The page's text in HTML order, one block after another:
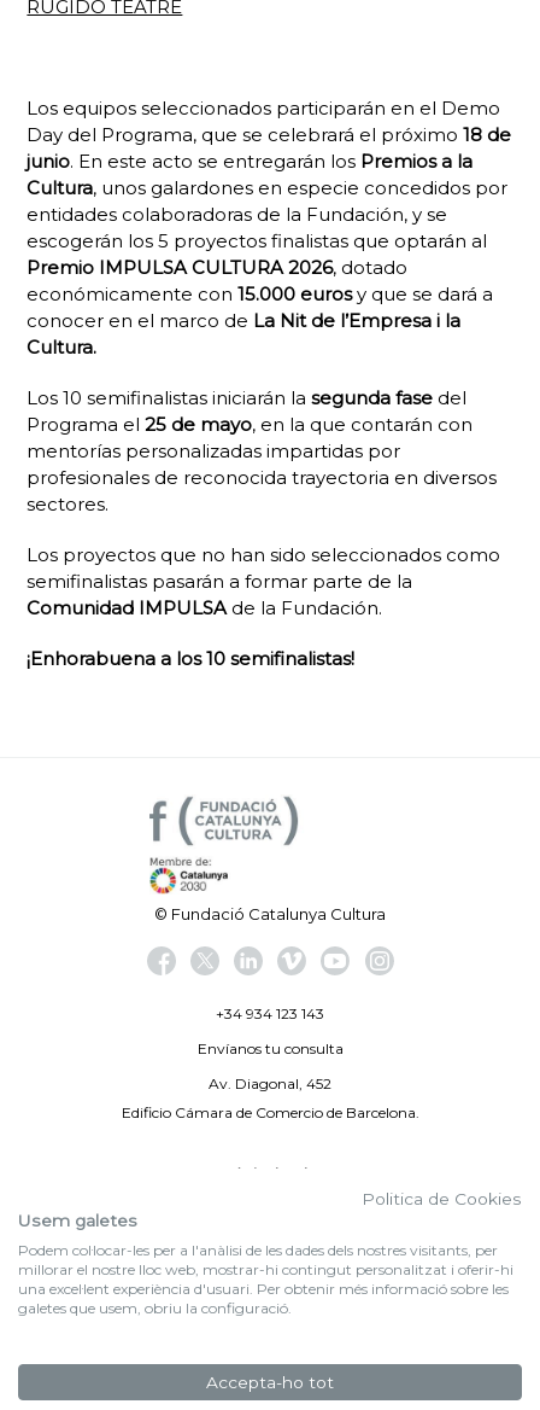
RUGIDO TEATRE
Los equipos seleccionados participarán en el Demo
Day del Programa, que se celebrará el próximo18 de
junio. En este acto se entregarán los Premios a la
Cultura, unos galardones en especie concedidos por
entidades colaboradoras de la Fundación, y se
escogerán los 5 proyectos finalistas que optarán al
Premio IMPULSA CULTURA 2026, dotado
económicamente con 15.000 eurosy que se dará a
conocer en el marco de La Nit de l’Empresa i la
Cultura.
Los 10 semifinalistas iniciarán lasegunda fase del
Programa el25 de mayo, en la que contarán con
mentorías personalizadas impartidas por
profesionales de reconocida trayectoria en diversos
sectores.
Los proyectos que no han sido seleccionados como
semifinalistas pasarán a formar parte de la
Comunidad IMPULSAde la Fundación.
¡Enhorabuena a los 10 semifinalistas!
© Fundació Catalunya Cultura
+34 934 123 143
Envíanos tu consulta
Av. Diagonal, 452
Edificio Cámara de Comercio de Barcelona.
Aviso legal
By 100X100NET
f (NEWSLETTER)
Politica de Cookies
Usem galetes
Podem col·locar-les per a l'anàlisi de les dades dels nostres visitants, per
millorar el nostre lloc web, mostrar-hi contingut personalitzat i oferir-hi
una excel·lent experiència d'usuari. Per obtenir més informació sobre les
galetes que usem, obriu la configuració.
Accepta-ho tot